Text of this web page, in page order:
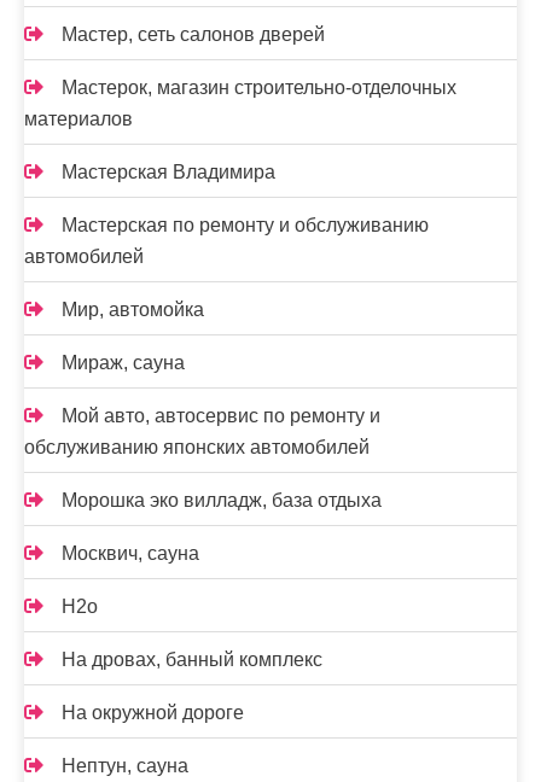
Мастер, сеть салонов дверей
Мастерок, магазин строительно-отделочных
материалов
Мастерская Владимира
Мастерская по ремонту и обслуживанию
автомобилей
Мир, автомойка
Мираж, сауна
Мой авто, автосервис по ремонту и
обслуживанию японских автомобилей
Морошка эко вилладж, база отдыха
Москвич, сауна
Н2о
На дровах, банный комплекс
На окружной дороге
Нептун, сауна